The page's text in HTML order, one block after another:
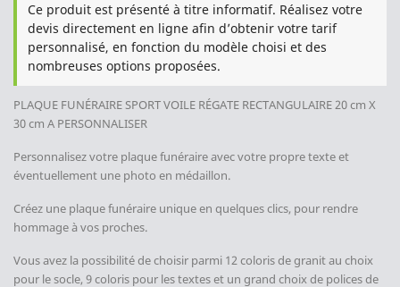
Ce produit est présenté à titre informatif. Réalisez votre
devis directement en ligne afin d’obtenir votre tarif
personnalisé, en fonction du modèle choisi et des
nombreuses options proposées.
PLAQUE FUNÉRAIRE SPORT VOILE RÉGATE RECTANGULAIRE 20 cm X
30 cm A PERSONNALISER
Personnalisez votre plaque funéraire avec votre propre texte et
éventuellement une photo en médaillon.
Créez une plaque funéraire unique en quelques clics, pour rendre
hommage à vos proches.
Vous avez la possibilité de choisir parmi 12 coloris de granit au choix
pour le socle, 9 coloris pour les textes et un grand choix de polices de